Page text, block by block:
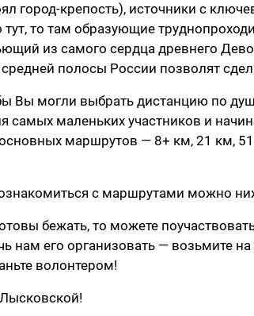
город-крепость), источники с
тут, то там образующие
из самого сердца древнего
полосы России позволят
Вы могли выбрать дистанцию по
самых маленьких участников и
маршрутов — 8+ км, 21 км,
с маршрутами можно
бежать, то можете
нам его организовать — возьмите на
волонтером!